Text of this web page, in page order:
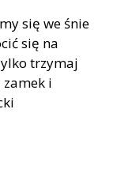
się we śnie
się na
trzymaj
i